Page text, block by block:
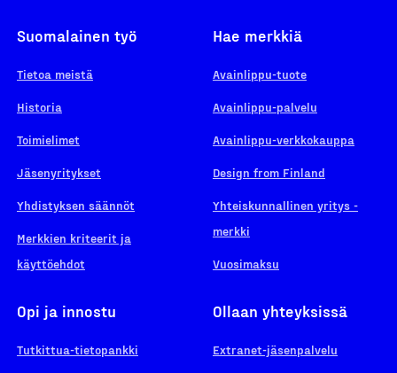
Suomalainen työ
Tietoa meistä
Historia
Toimielimet
Jäsenyritykset
Yhdistyksen säännöt
Merkkien kriteerit ja
käyttöehdot
Hae merkkiä
Avainlippu-tuote
Avainlippu-palvelu
Avainlippu-verkkokauppa
Design from Finland
Yhteiskunnallinen yritys -
merkki
Vuosimaksu
Opi ja innostu
Tutkittua-tietopankki
Ollaan yhteyksissä
Extranet-jäsenpalvelu